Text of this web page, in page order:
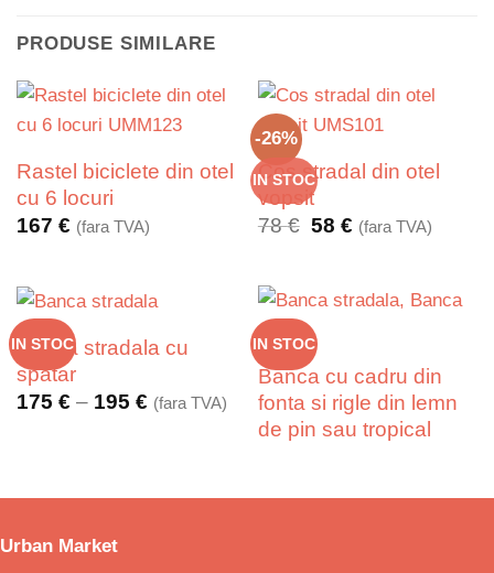
PRODUSE SIMILARE
Rastel biciclete din otel
cu 6 locuri
167 € (fara TVA)
-26%
IN STOC
Cos stradal din otel
vopsit
78€ Prețul
78 €.
58€ Prețul
curent
(fara TVA)
IN STOC
Banca stradala cu
spatar
175 € – 195 €Interval
la
(fara TVA)
IN STOC
Banca cu cadru din
fonta si rigle din lemn
de pin sau tropical
Urban Market